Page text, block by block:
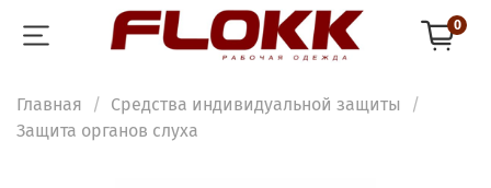
0
Главная
Средства индивидуальной защиты
Защита органов слуха